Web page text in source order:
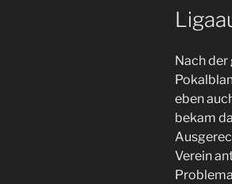
Nach
eben
bekam
Verein